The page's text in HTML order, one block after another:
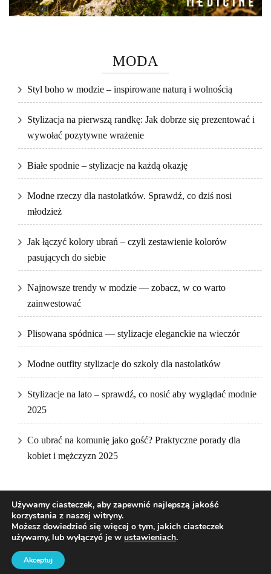
MODA
Styl boho w modzie – inspirowane naturą i wolnością
Stylizacja na pierwszą randkę: Jak dobrze się prezentować i
wywołać pozytywne wrażenie
Białe spodnie – stylizacje na każdą okazję
Modne rzeczy dla nastolatków. Sprawdź, co dziś nosi
młodzież
Jak łączyć kolory ubrań – czyli zestawienie kolorów
pasujących do siebie
Najnowsze trendy w modzie — zobacz, w co warto
zainwestować
Plisowana spódnica — stylizacje eleganckie na wieczór
Modne outfity stylizacje do szkoły dla nastolatków
Stylizacje na lato – sprawdź, co nosić aby wyglądać modnie
2025
Co ubrać na komunię jako gość? Praktyczne porady dla
kobiet i mężczyzn 2025
Blossom Themes
Używamy ciasteczek, aby zapewnić najlepszą jakość
korzystania z naszej witryny.
Możesz dowiedzieć się więcej o tym, jakich ciasteczek
używamy, lub wyłączyć je w ustawieniach.
Akceptuj